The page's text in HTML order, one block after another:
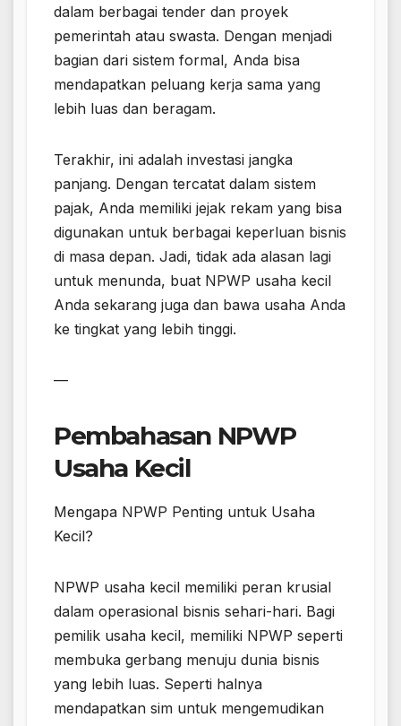
dalam berbagai tender dan proyek
pemerintah atau swasta. Dengan menjadi
bagian dari sistem formal, Anda bisa
mendapatkan peluang kerja sama yang
lebih luas dan beragam.
Terakhir, ini adalah investasi jangka
panjang. Dengan tercatat dalam sistem
pajak, Anda memiliki jejak rekam yang bisa
digunakan untuk berbagai keperluan bisnis
di masa depan. Jadi, tidak ada alasan lagi
untuk menunda, buat NPWP usaha kecil
Anda sekarang juga dan bawa usaha Anda
ke tingkat yang lebih tinggi.
—
Pembahasan NPWP
Usaha Kecil
Mengapa NPWP Penting untuk Usaha
Kecil?
NPWP usaha kecil memiliki peran krusial
dalam operasional bisnis sehari-hari. Bagi
pemilik usaha kecil, memiliki NPWP seperti
membuka gerbang menuju dunia bisnis
yang lebih luas. Seperti halnya
mendapatkan sim untuk mengemudikan